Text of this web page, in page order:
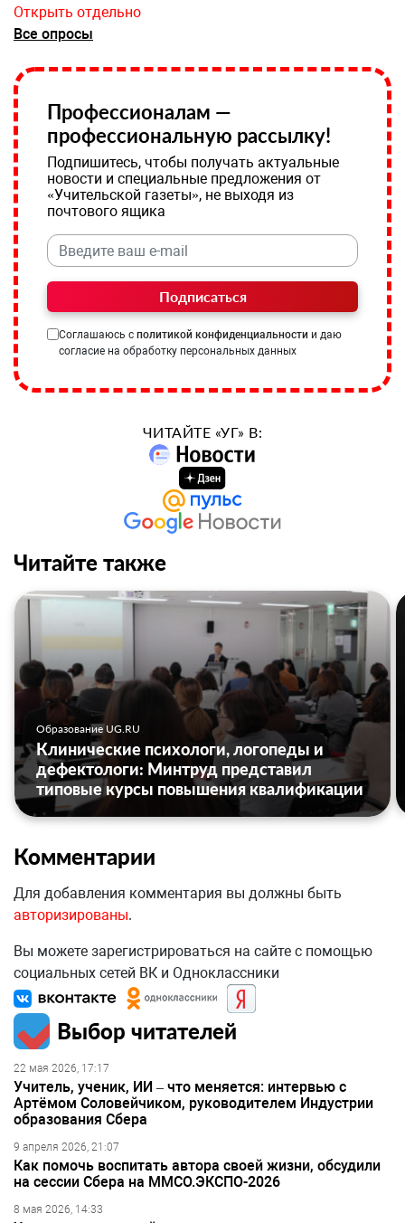
Открыть отдельно
Все опросы
Профессионалам —
профессиональную рассылку!
Подпишитесь, чтобы получать актуальные
новости и специальные предложения от
«Учительской газеты», не выходя из
почтового ящика
Подписаться
Соглашаюсь с политикой конфиденциальности и даю
согласие на обработку персональных данных
ЧИТАЙТЕ «УГ» В:
Читайте также
Образование UG.RU
Клинические психологи, логопеды и
дефектологи: Минтруд представил
типовые курсы повышения квалификации
Комментарии
Для добавления комментария вы должны быть
авторизированы.
Вы можете зарегистрироваться на сайте с помощью
социальных сетей ВК и Одноклассники
Выбор читателей
22 мая 2026, 17:17
Учитель, ученик, ИИ – что меняется: интервью с
Артёмом Соловейчиком, руководителем Индустрии
образования Сбера
9 апреля 2026, 21:07
Как помочь воспитать автора своей жизни, обсудили
на сессии Сбера на ММСО.ЭКСПО-2026
8 мая 2026, 14:33